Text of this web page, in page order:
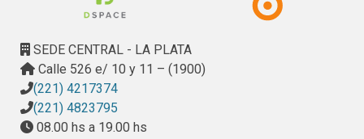
SEDE CENTRAL - LA PLATA
Calle 526 e/ 10 y 11 – (1900)
(221) 4217374
(221) 4823795
08.00 hs a 19.00 hs